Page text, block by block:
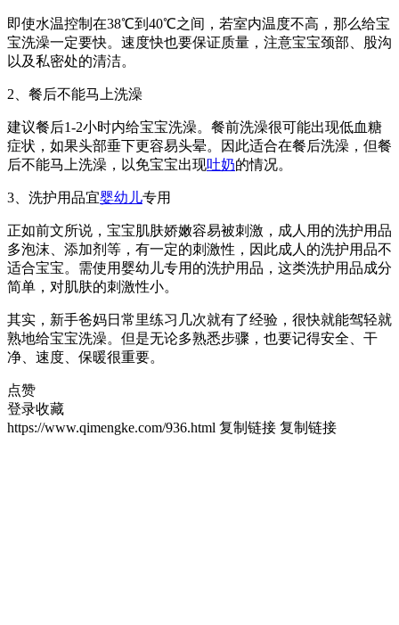
即使水温控制在38℃到40℃之间，若室内温度不高，那么给宝
宝洗澡一定要快。速度快也要保证质量，注意宝宝颈部、股沟
以及私密处的清洁。
2、餐后不能马上洗澡
建议餐后1-2小时内给宝宝洗澡。餐前洗澡很可能出现低血糖
症状，如果头部垂下更容易头晕。因此适合在餐后洗澡，但餐
后不能马上洗澡，以免宝宝出现吐奶的情况。
3、洗护用品宜婴幼儿专用
正如前文所说，宝宝肌肤娇嫩容易被刺激，成人用的洗护用品
多泡沫、添加剂等，有一定的刺激性，因此成人的洗护用品不
适合宝宝。需使用婴幼儿专用的洗护用品，这类洗护用品成分
简单，对肌肤的刺激性小。
其实，新手爸妈日常里练习几次就有了经验，很快就能驾轻就
熟地给宝宝洗澡。但是无论多熟悉步骤，也要记得安全、干
净、速度、保暖很重要。
点赞
登录收藏
https://www.qimengke.com/936.html 复制链接 复制链接